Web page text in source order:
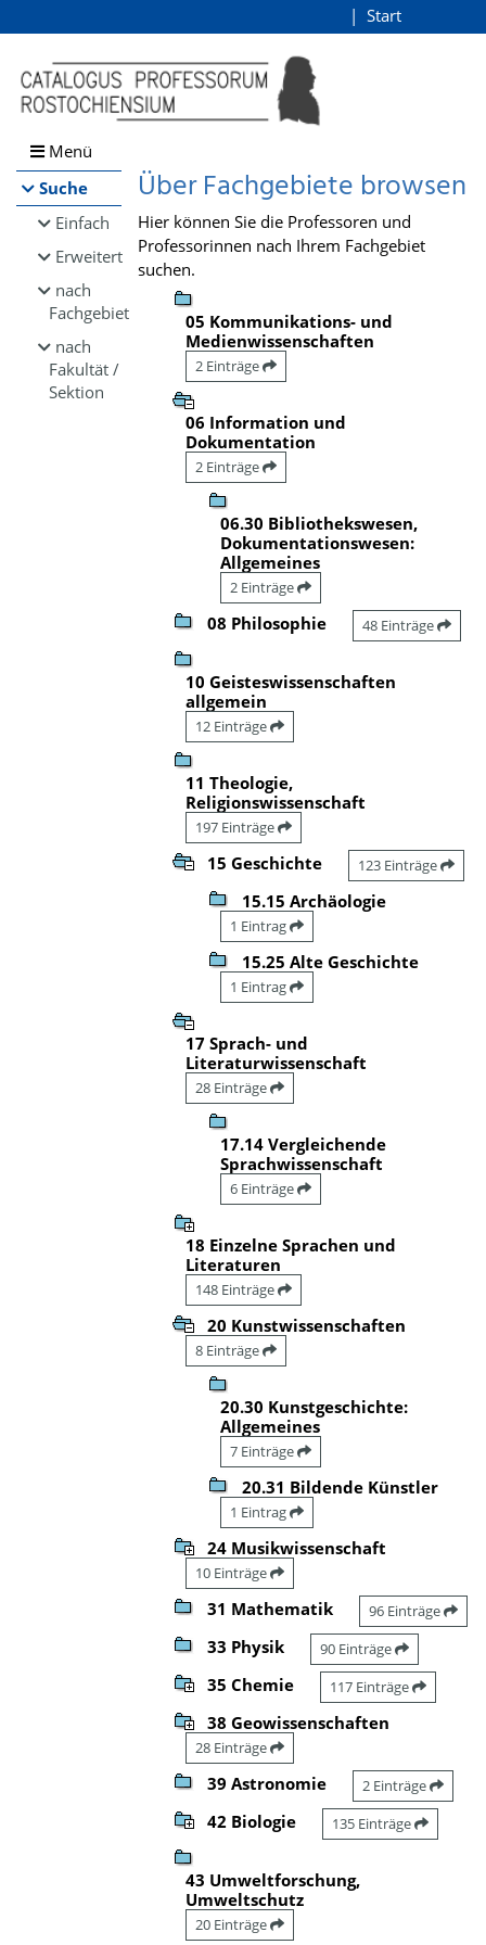
Browsen
direkt zum Inhalt
Start
Menü
Suche
Einfach
Erweitert
nach
Fachgebiet
nach
Fakultät /
Sektion
Über Fachgebiete browsen
Hier können Sie die Professoren und
Professorinnen nach Ihrem Fachgebiet
suchen.
05 Kommunikations- und
Medienwissenschaften
2 Einträge
06 Information und
Dokumentation
2 Einträge
06.30 Bibliothekswesen,
Dokumentationswesen:
Allgemeines
2 Einträge
08 Philosophie 48 Einträge
10 Geisteswissenschaften
allgemein
12 Einträge
11 Theologie,
Religionswissenschaft
197 Einträge
15 Geschichte 123 Einträge
15.15 Archäologie
1 Eintrag
15.25 Alte Geschichte
1 Eintrag
17 Sprach- und
Literaturwissenschaft
28 Einträge
17.14 Vergleichende
Sprachwissenschaft
6 Einträge
18 Einzelne Sprachen und
Literaturen
148 Einträge
20 Kunstwissenschaften
8 Einträge
20.30 Kunstgeschichte:
Allgemeines
7 Einträge
20.31 Bildende Künstler
1 Eintrag
24 Musikwissenschaft
10 Einträge
31 Mathematik 96 Einträge
33 Physik 90 Einträge
35 Chemie 117 Einträge
38 Geowissenschaften
28 Einträge
39 Astronomie 2 Einträge
42 Biologie 135 Einträge
43 Umweltforschung,
Umweltschutz
20 Einträge